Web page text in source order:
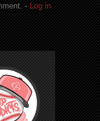
-Log in